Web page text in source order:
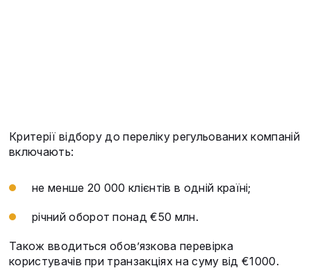
Критерії відбору до переліку регульованих компаній
включають:
не менше 20 000 клієнтів в одній країні;
річний оборот понад €50 млн.
Також вводиться обов’язкова перевірка
користувачів при транзакціях на суму від €1000.